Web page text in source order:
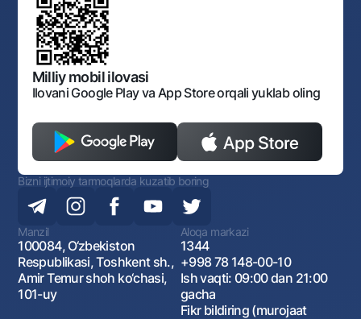
Sayt haritasi
O‘zbekiston Tasviriy san’at galereyasi
Normativ huquqiy hujjatlar
O'zbekiston Respublikasi Tashqi Iqtisodiy Faoliyat Milliy
Bankining ish tartibi va rejimi
Ochiq ma'lumotlar
Monopoliyaga qarshi komplaens
Milliy mobil ilovasi
Ilovani Google Play va App Store orqali yuklab oling
Bizni ijtimoiy tarmoqlarda kuzatib boring
Manzil
100084, O‘zbekiston
Respublikasi, Toshkent sh.,
Amir Temur shoh ko‘chasi,
101-uy
Aloqa markazi
1344
+998 78 148-00-10
Ish vaqti: 09:00 dan 21:00
gacha
Fikr bildiring (murojaat